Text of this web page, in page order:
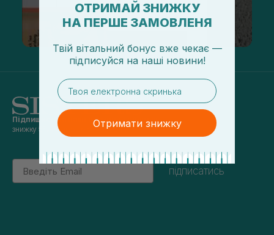
Підпишись на наші новинита отримуй
знижку 5% на перше замовлення
Email
підписатись
ОТРИМАЙ ЗНИЖКУ
НА ПЕРШЕ ЗАМОВЛЕНЯ
Твій вітальний бонус вже чекає —
підписуйся на наші новини!
email
Отримати знижку